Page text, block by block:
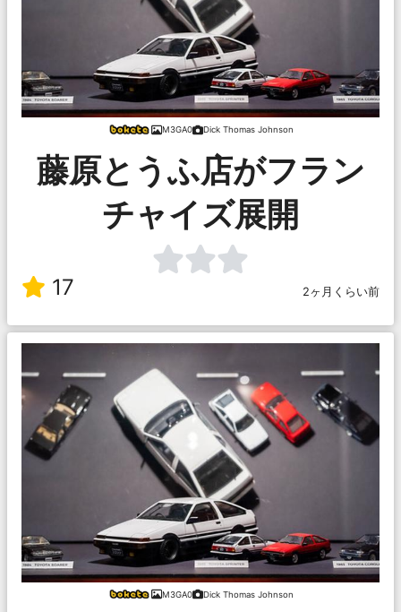
M3GA0 Dick Thomas Johnson
藤原とうふ店がフラン
チャイズ展開
17 2ヶ月くらい前
M3GA0 Dick Thomas Johnson